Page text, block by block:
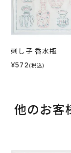
刺し子 香水瓶
¥572 (税込)
他のお客